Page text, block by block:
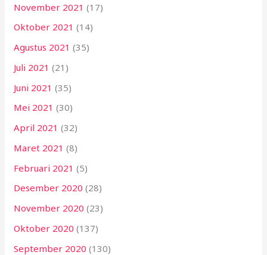
November 2021 (17)
Oktober 2021 (14)
Agustus 2021 (35)
Juli 2021 (21)
Juni 2021 (35)
Mei 2021 (30)
April 2021 (32)
Maret 2021 (8)
Februari 2021 (5)
Desember 2020 (28)
November 2020 (23)
Oktober 2020 (137)
September 2020 (130)